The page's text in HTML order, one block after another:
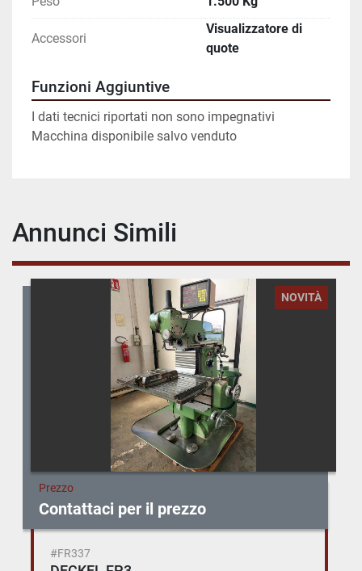
Accessori
Visualizzatore di
quote
Funzioni Aggiuntive
I dati tecnici riportati non sono impegnativi
Macchina disponibile salvo venduto
Annunci Simili
NOVITÀ
Prezzo
Contattaci per il prezzo
#FR337